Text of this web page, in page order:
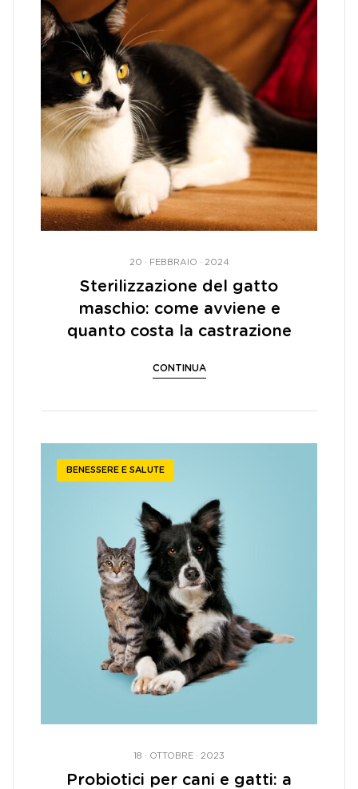
20 · FEBBRAIO · 2024
Sterilizzazione del gatto
maschio: come avviene e
quanto costa la castrazione
CONTINUA
BENESSERE E SALUTE
18 · OTTOBRE · 2023
Probiotici per cani e gatti: a